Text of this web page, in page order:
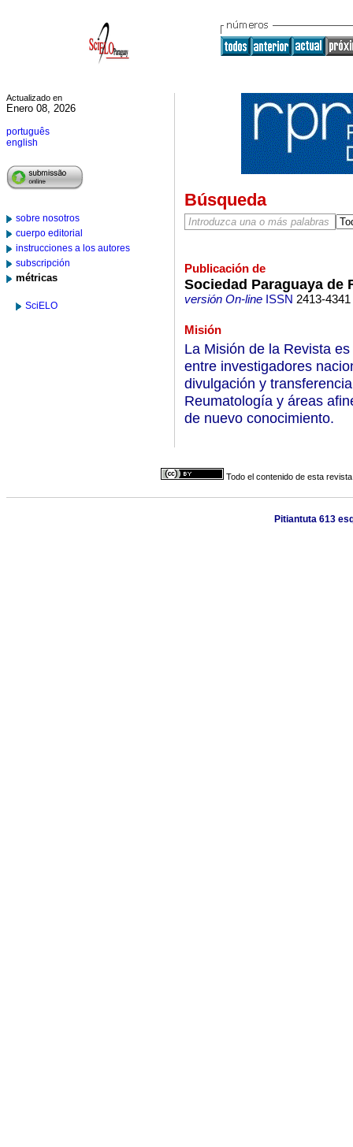
Actualizado en
Enero 08, 2026
português
english
sobre nosotros
cuerpo editorial
instrucciones a los autores
subscripción
métricas
SciELO
Búsqueda
Publicación de
Sociedad Paraguaya de
versión On-lineISSN 2413-4341
Misión
La Misión de la Revista
entre investigadores
divulgación y
Reumatología y áreas
de nuevo conocimiento.
Todo el contenido de esta
Pitiantuta 613